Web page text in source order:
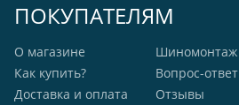
ПОКУПАТЕЛЯМ
О магазине
Как купить?
Доставка и оплата
Шиномонтаж
Вопрос-ответ
Отзывы